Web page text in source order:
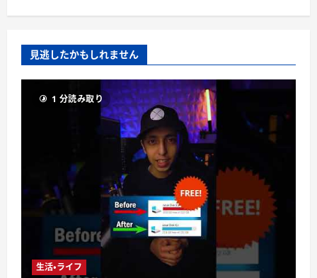
見逃したかもしれません
1 分読み取り
生活・ライフ